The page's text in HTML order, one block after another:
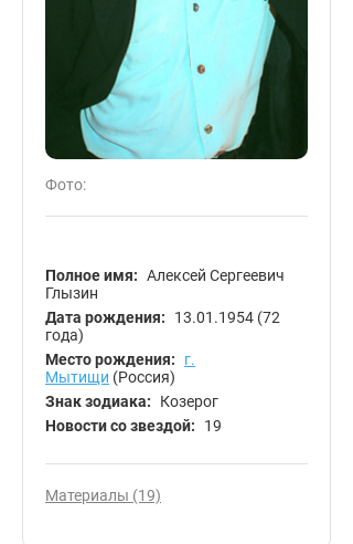
Фото:
Полное имя: Алексей Сергеевич
Глызин
Дата рождения:
13.01.1954 (72
года)
Место рождения:
г.
Мытищи (Россия)
Знак зодиака:
Козерог
Новости со звездой:
19
Материалы (19)